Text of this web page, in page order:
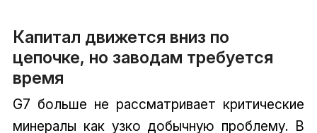
Капитал движется вниз по
цепочке, но заводам требуется
время
G7 больше не рассматривает критические
минералы как узко добычную проблему. В